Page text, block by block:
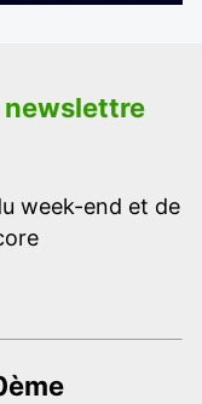
newslettre
week-end et de